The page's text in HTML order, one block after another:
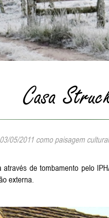
Casa
05/2011 como paisagem
de tombamento pelo
externa.